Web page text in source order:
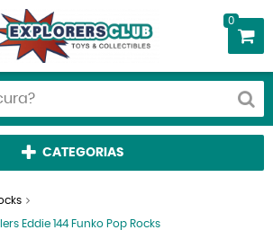
0
CATEGORIAS
Eddie 144 Funko Pop Rocks